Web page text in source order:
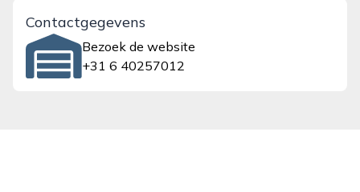
Contactgegevens
Bezoek de website
+31 6 40257012